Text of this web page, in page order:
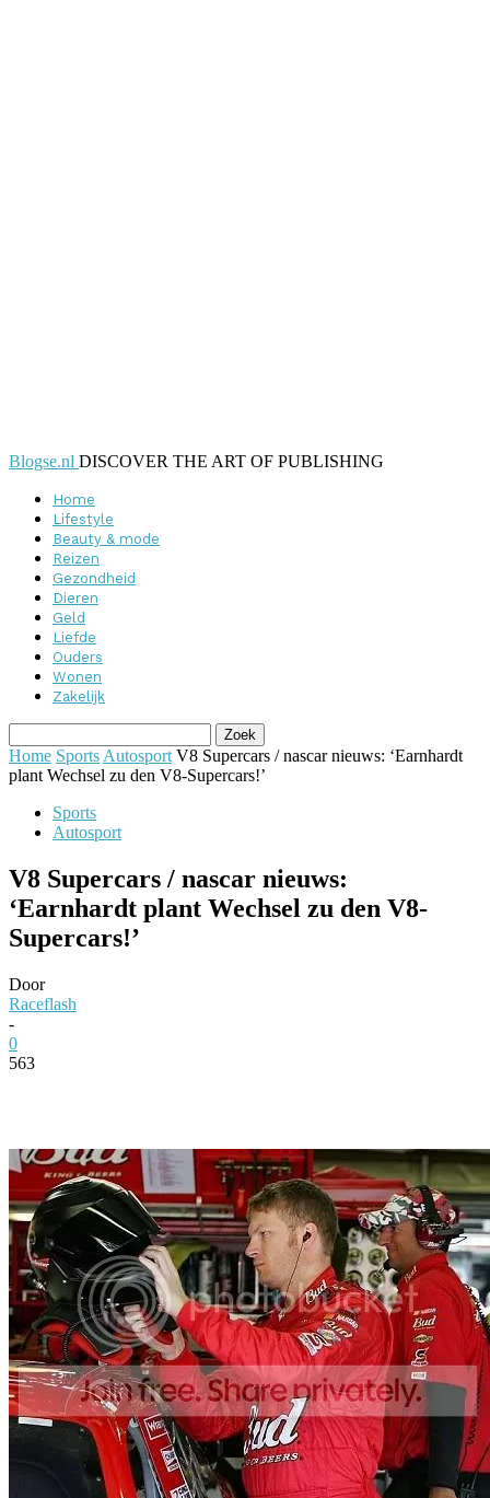
Blogse.nl DISCOVER THE ART OF PUBLISHING
Home
Lifestyle
Beauty & mode
Reizen
Gezondheid
Dieren
Geld
Liefde
Ouders
Wonen
Zakelijk
Home Sports Autosport V8 Supercars / nascar nieuws: ‘Earnhardt
plant Wechsel zu den V8-Supercars!’
Sports
Autosport
V8 Supercars / nascar nieuws:
‘Earnhardt plant Wechsel zu den V8-
Supercars!’
Door
Raceflash
-
0
563